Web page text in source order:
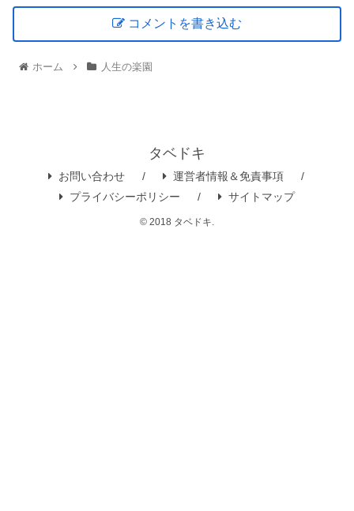
コメントを書き込む
ホーム 人生の楽園
タベドキ
お問い合わせ
運営者情報＆免責事項
プライバシーポリシー
サイトマップ
© 2018 タベドキ.